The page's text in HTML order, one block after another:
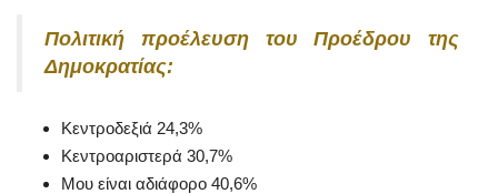
Πολιτική προέλευση του Προέδρου της
Δημοκρατίας:
Κεντροδεξιά 24,3%
Κεντροαριστερά 30,7%
Μου είναι αδιάφορο 40,6%